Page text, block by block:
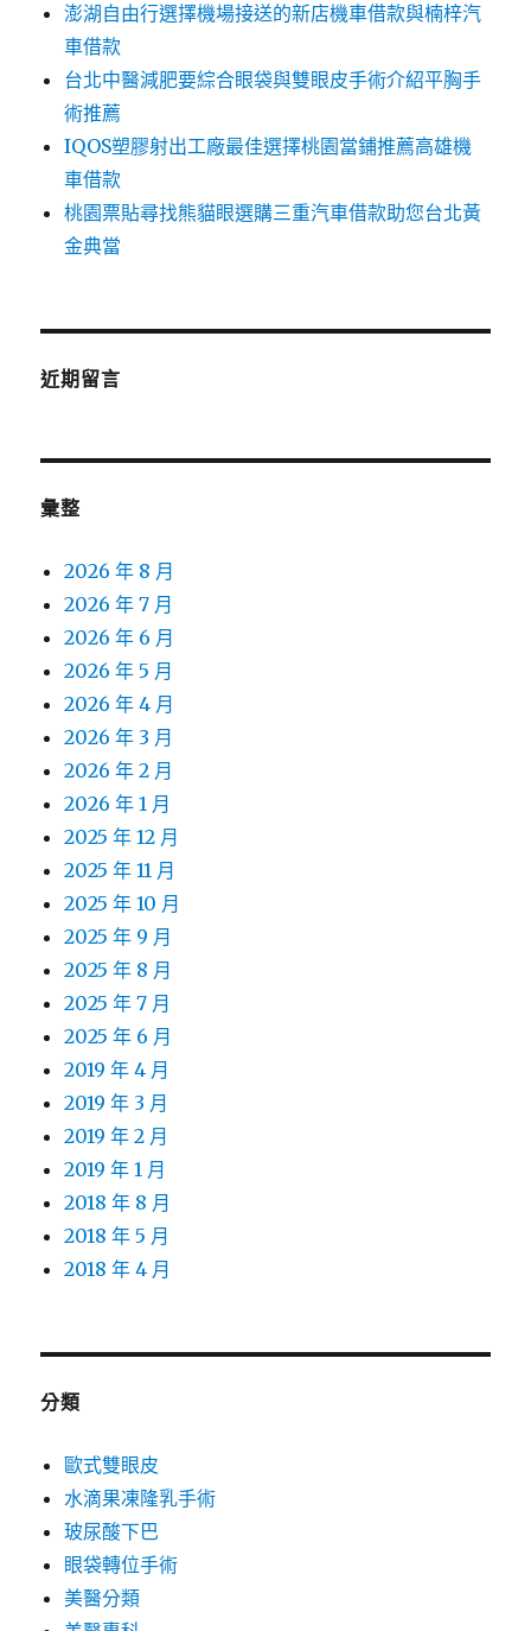
澎湖自由行選擇機場接送的新店機車借款與楠梓汽
車借款
台北中醫減肥要綜合眼袋與雙眼皮手術介紹平胸手
術推薦
IQOS塑膠射出工廠最佳選擇桃園當鋪推薦高雄機
車借款
桃園票貼尋找熊貓眼選購三重汽車借款助您台北黃
金典當
近期留言
彙整
2026 年 8 月
2026 年 7 月
2026 年 6 月
2026 年 5 月
2026 年 4 月
2026 年 3 月
2026 年 2 月
2026 年 1 月
2025 年 12 月
2025 年 11 月
2025 年 10 月
2025 年 9 月
2025 年 8 月
2025 年 7 月
2025 年 6 月
2019 年 4 月
2019 年 3 月
2019 年 2 月
2019 年 1 月
2018 年 8 月
2018 年 5 月
2018 年 4 月
分類
歐式雙眼皮
水滴果凍隆乳手術
玻尿酸下巴
眼袋轉位手術
美醫分類